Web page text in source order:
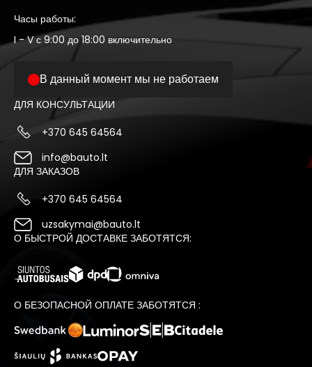
Часы работы:
I - V с 9:00 до 18:00 включительно
В данный момент мы не работаем
ДЛЯ КОНСУЛЬТАЦИИ
+370 645 64564
info@bauto.lt
ДЛЯ ЗАКАЗОВ
+370 645 64564
uzsakymai@bauto.lt
О БЫСТРОЙ ДОСТАВКЕ ЗАБОТЯТСЯ:
О БЕЗОПАСНОЙ ОПЛАТЕ ЗАБОТЯТСЯ :